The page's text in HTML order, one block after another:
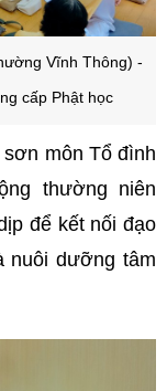
Vĩnh Thông) -
cấp Phật học
môn Tổ đình
thường niên
để kết nối đạo
nuôi dưỡng tâm